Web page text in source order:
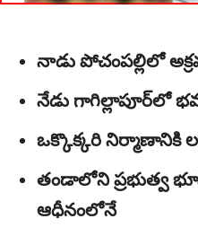
నాడు పోచంపల్లిలో
నేడు గాగిల్లాపూర్‌లో
ఒక్కొక్కరి నిర్మాణానికి
తండాలోని ప్రభుత్వ
ఆధీనంలోనే